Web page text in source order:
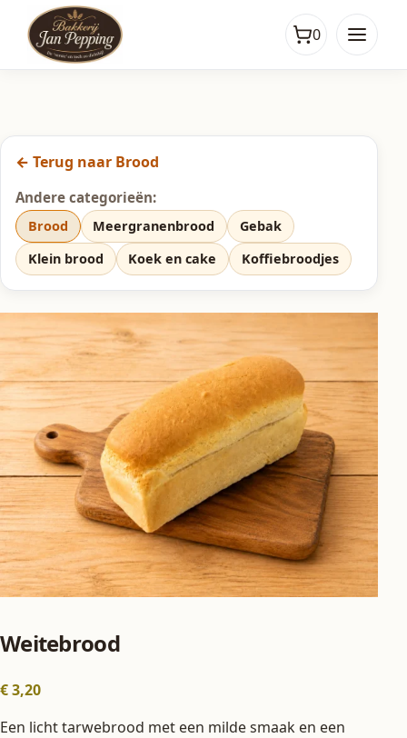
0
← Terug naar Brood
Andere categorieën:
Brood Meergranenbrood
Gebak
Klein brood
Koek en cake Koffiebroodjes
Weitebrood
€3,20
Een licht tarwebrood met een milde smaak en een